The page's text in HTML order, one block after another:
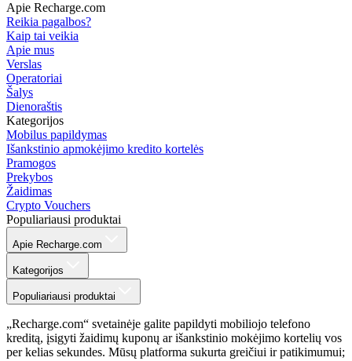
Apie Recharge.com
Reikia pagalbos?
Kaip tai veikia
Apie mus
Verslas
Operatoriai
Šalys
Dienoraštis
Kategorijos
Mobilus papildymas
Išankstinio apmokėjimo kredito kortelės
Pramogos
Prekybos
Žaidimas
Crypto Vouchers
Populiariausi produktai
Apie Recharge.com
Kategorijos
Populiariausi produktai
„Recharge.com“ svetainėje galite papildyti mobiliojo telefono
kreditą, įsigyti žaidimų kuponų ar išankstinio mokėjimo kortelių vos
per kelias sekundes. Mūsų platforma sukurta greičiui ir patikimumui;